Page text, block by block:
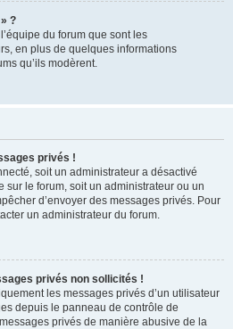
?
du forum que sont les
en plus de quelques informations
qu’ils modèrent.
privés !
soit un administrateur a désactivé
sur le forum, soit un administrateur ou un
d’envoyer des messages privés. Pour
un administrateur du forum.
privés non sollicités !
les messages privés d’un utilisateur
depuis le panneau de contrôle de
privés de manière abusive de la